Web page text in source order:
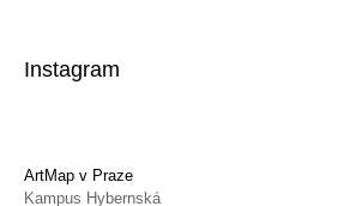
Instagram
ArtMap v Praze
Kampus Hybernská